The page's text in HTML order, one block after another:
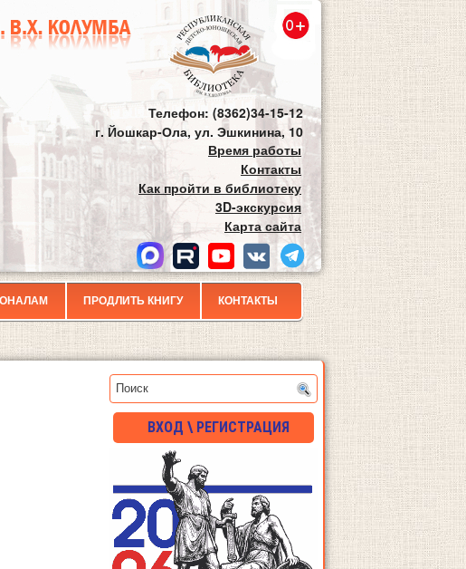
Телефон: (8362)34-15-12
г. Йошкар-Ола, ул. Эшкинина, 10
Время работы
Контакты
Как пройти в библиотеку
3D-экскурсия
Карта сайта
ПРОДЛИТЬ КНИГУ КОНТАКТЫ
ВХОД \ РЕГИСТРАЦИЯ